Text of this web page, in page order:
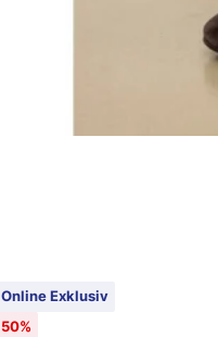
Online Exklusiv
50%